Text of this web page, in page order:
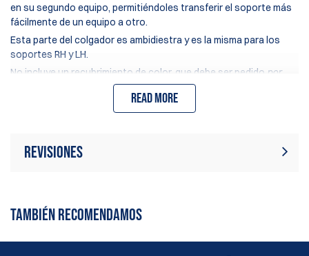
en su segundo equipo, permitiéndoles transferir el soporte más
fácilmente de un equipo a otro.
Esta parte del colgador es ambidiestra y es la misma para los
soportes RH y LH.
No incluye un recubrimiento de color, que debe ser pedido por
Read more
Revisiones
productos. Sé el primero en escribir
una reseña
TAMBIÉN RECOMENDAMOS